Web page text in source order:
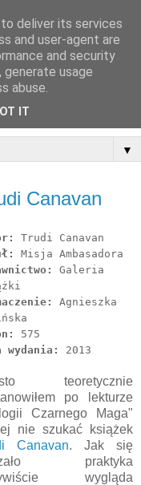
▼
Canavan
Trudi Canavan
Misja Ambasadora
Galeria
Agnieszka
575
wydania: 2013
teoretycznie
po lekturze
Czarnego Maga"
nie szukać książek
Canavan. Jak się
praktyka
wygląda
deliver its services
and user-agent are
and security
usage
abuse.
IT